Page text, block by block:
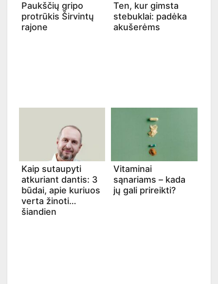
Paukščių gripo
protrūkis Širvintų
rajone
Ten, kur gimsta
stebuklai: padėka
akušerėms
Kaip sutaupyti
atkuriant dantis: 3
būdai, apie kuriuos
verta žinoti
šiandien
Vitaminai
sąnariams – kada
jų gali prireikti?